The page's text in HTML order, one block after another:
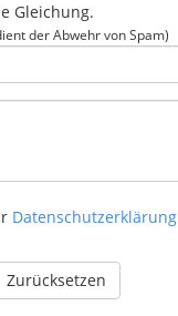
Gleichung.
der Abwehr von Spam)
Datenschutzerklärung
Zurücksetzen